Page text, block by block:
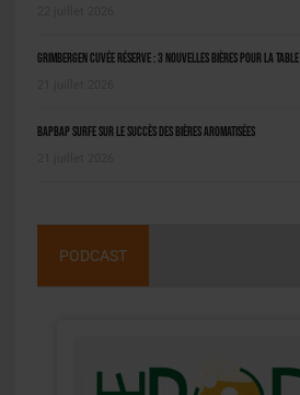
Grimbergen Cuvée Réserve : 3 nouvelles bières pour la table
BAPBAP surfe sur le succès des bières aromatisées
PODCAST